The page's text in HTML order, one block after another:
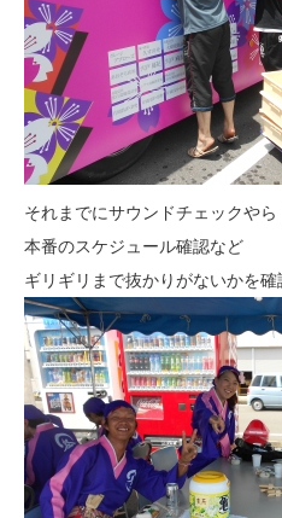
それまでにサウンドチェックや
本番のスケジュール確認など
ギリギリまで抜かりがないかを